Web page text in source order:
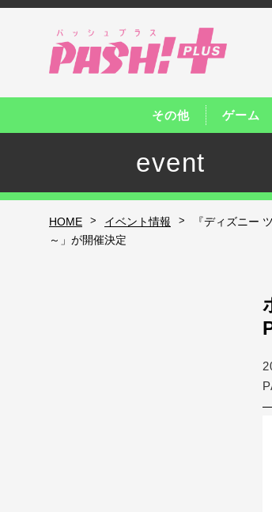
その他 ゲーム
event
HOME > イベント情報 >
『ディズニー
～」が開催決定